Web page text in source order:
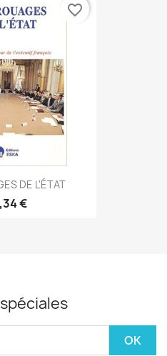
DE L'ÉTAT
€
favorite_border